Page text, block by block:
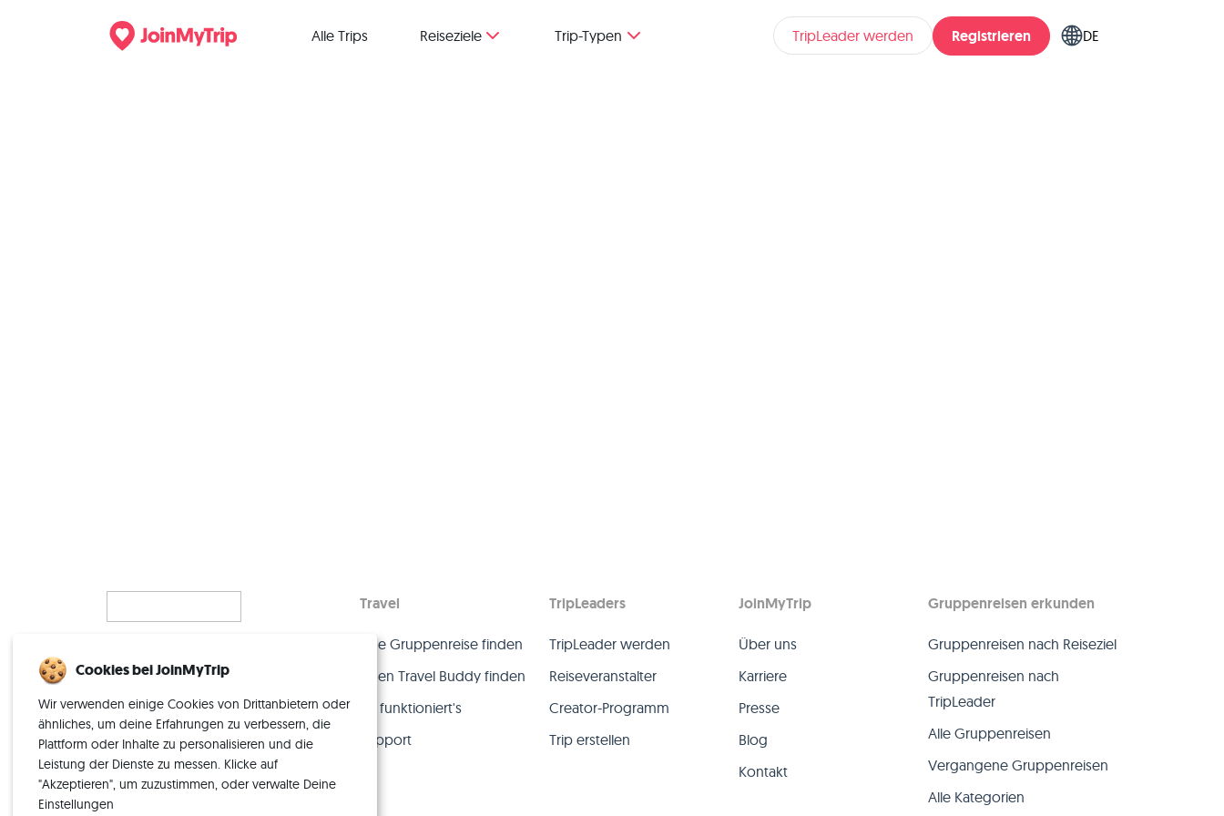
Alle Trips Reiseziele Trip-Typen TripLeader werden Registrieren DE
– mit der perfekten Crew.
Travel
Eine Gruppenreise finden
Einen Travel Buddy finden
So funktioniert's
Support
TripLeaders
TripLeader werden
Reiseveranstalter
Creator-Programm
Trip erstellen
JoinMyTrip
Über uns
Karriere
Presse
Blog
Kontakt
Gruppenreisen erkunden
Gruppenreisen nach Reiseziel
Gruppenreisen nach
TripLeader
Alle Gruppenreisen
Vergangene Gruppenreisen
Alle Kategorien
Cookies bei JoinMyTrip
Wir verwenden einige Cookies von Drittanbietern oder
ähnliches, um deine Erfahrungen zu verbessern, die
Plattform oder Inhalte zu personalisieren und die
Leistung der Dienste zu messen. Klicke auf
"Akzeptieren", um zuzustimmen, oder verwalte Deine
Einstellungen